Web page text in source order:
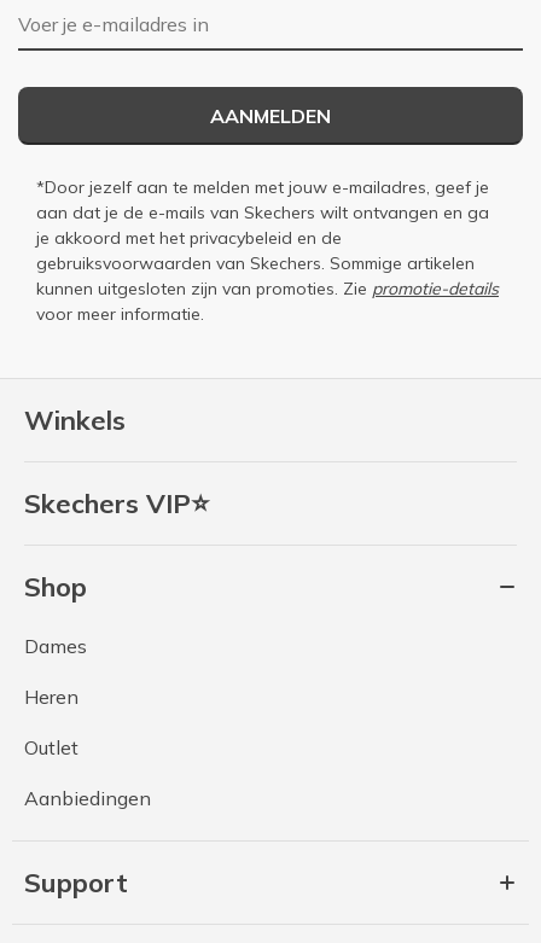
Winkels
Skechers VIP⭐
Shop
Dames
Heren
Outlet
Aanbiedingen
Support
E-mailadres
AANMELDEN
*Door jezelf aan te melden met jouw e-mailadres, geef je
aan dat je de e-mails van Skechers wilt ontvangen en ga
je akkoord met het privacybeleid en de
gebruiksvoorwaarden van Skechers. Sommige artikelen
kunnen uitgesloten zijn van promoties. Zie promotie-details
voor meer informatie.